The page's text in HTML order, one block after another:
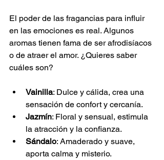
El poder de las fragancias para influir
en las emociones es real. Algunos
aromas tienen fama de ser afrodisíacos
o de atraer el amor. ¿Quieres saber
cuáles son?
Vainilla: Dulce y cálida, crea una
sensación de confort y cercanía.
Jazmín: Floral y sensual, estimula
la atracción y la confianza.
Sándalo: Amaderado y suave,
aporta calma y misterio.